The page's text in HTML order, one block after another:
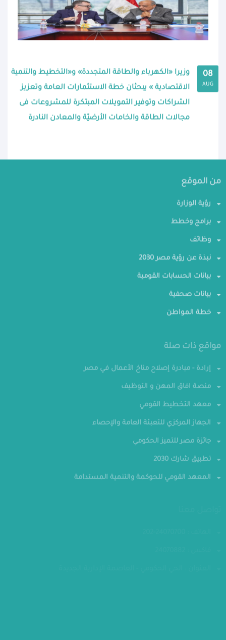
08
AUG
وزيرا «الكهرباء والطاقة المتجددة» و«التخطيط والتنمية
الاقتصادية » يبحثان خطة الاستثمارات العامة وتعزيز
الشراكات وتوفير التمويلات المبتكرة للمشروعات فى
مجالات الطاقة والخامات الأرضيّة والمعادن النادرة
من الموقع
رؤية الوزارة
برامج وخطط
وظائف
نبذة عن رؤية مصر 2030
بيانات الحسابات القومية
بيانات صحفية
خطة المواطن
مواقع ذات صلة
إرادة - مبادرة إصلاح مناخ الأعمال في مصر
معهد التخطيط القومي
الجهاز المركزي للتعبئة العامة والإحصاء
جائزة مصر للتميز الحكومي
المعهد القومي للحوكمة والتنمية المستدامة